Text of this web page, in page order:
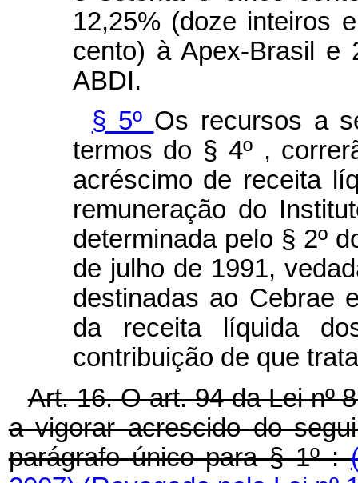
12,25% (doze inteiros
cento) à Apex-Brasil e
ABDI.
§ 5º Os recursos a
termos do § 4º ,
acréscimo de receita
remuneração do
determinada pelo § 2º
de julho de 1991,
destinadas ao Cebrae
da receita líquida
contribuição de que
Art. 16. O art. 94 da Lei nº
a vigorar acrescido do
parágrafo único para § 1º :